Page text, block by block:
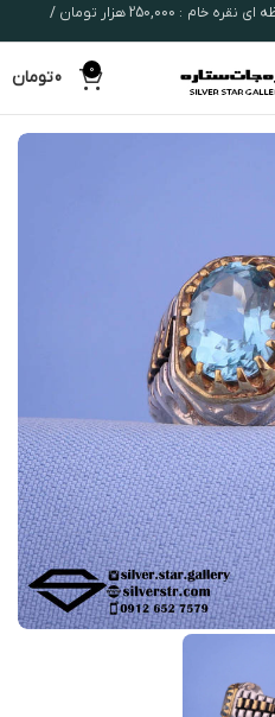
قیمت لحظه ای نقره خام : 250,000 هزار تومان /
0
0تومان